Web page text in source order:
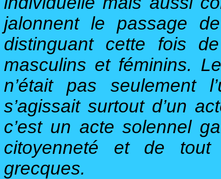
jalonnent le passage
distinguant cette fois
masculins et féminins.
n’était pas seulement
s’agissait surtout d’un
c’est un acte solennel
citoyenneté et de tout
grecques.